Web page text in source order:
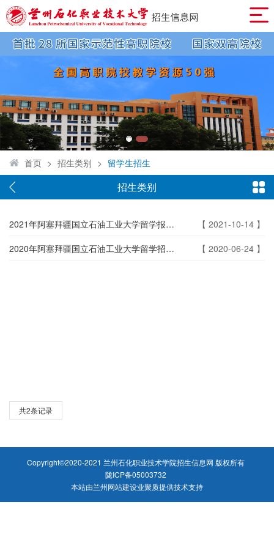
首页 > 招生类别 > 留学生招生
招生类别
2021年阿塞拜疆国立石油工业大学留学报名开始啦
【 2021-10-14 】
2020年阿塞拜疆国立石油工业大学留学招生简介
【 2020-06-24 】
共2条记录
Copyright©2020-2021 兰州石化职业技术学院招生信息网 版权所有
陇ICP备05003732
本站由兰州网站建设业聚质提供技术支持